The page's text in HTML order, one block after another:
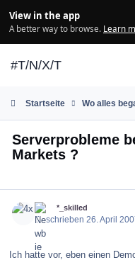
View in the app
A better way to browse. Learn
#T/N/X/T
Startseite Wo alles
Serverprobleme
Markets ?
4x *_skilled
Geschrieben26. April
Ich hatte vor, eben einen